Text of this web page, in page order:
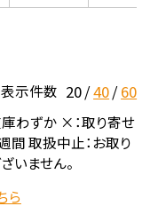
表示件数 20 40 60
わずか ×：取り寄せ
取扱中止：お取り
いません。
ら